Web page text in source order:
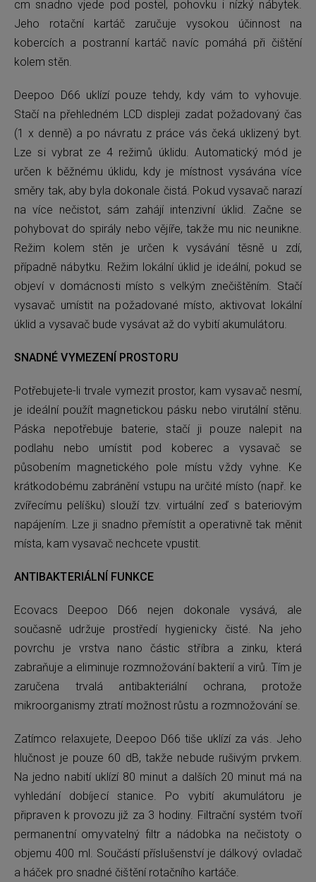
cm snadno vjede pod postel, pohovku i nízký nábytek.
Jeho rotační kartáč zaručuje vysokou účinnost na
kobercích a postranní kartáč navíc pomáhá při čištění
kolem stěn.
Deepoo D66 uklízí pouze tehdy, kdy vám to vyhovuje.
Stačí na přehledném LCD displeji zadat požadovaný čas
(1 x denně) a po návratu z práce vás čeká uklizený byt.
Lze si vybrat ze 4 režimů úklidu. Automatický mód je
určen k běžnému úklidu, kdy je místnost vysávána více
směry tak, aby byla dokonale čistá. Pokud vysavač narazí
na více nečistot, sám zahájí intenzivní úklid. Začne se
pohybovat do spirály nebo vějíře, takže mu nic neunikne.
Režim kolem stěn je určen k vysávání těsně u zdí,
případně nábytku. Režim lokální úklid je ideální, pokud se
objeví v domácnosti místo s velkým znečištěním. Stačí
vysavač umístit na požadované místo, aktivovat lokální
úklid a vysavač bude vysávat až do vybití akumulátoru.
SNADNÉ VYMEZENÍ PROSTORU
Potřebujete-li trvale vymezit prostor, kam vysavač nesmí,
je ideální použít magnetickou pásku nebo virutální stěnu.
Páska nepotřebuje baterie, stačí ji pouze nalepit na
podlahu nebo umístit pod koberec a vysavač se
působením magnetického pole místu vždy vyhne. Ke
krátkodobému zabránění vstupu na určité místo (např. ke
zvířecímu pelíšku) slouží tzv. virtuální zeď s bateriovým
napájením. Lze ji snadno přemístit a operativně tak měnit
místa, kam vysavač nechcete vpustit.
ANTIBAKTERIÁLNÍ FUNKCE
Ecovacs Deepoo D66 nejen dokonale vysává, ale
současně udržuje prostředí hygienicky čisté. Na jeho
povrchu je vrstva nano částic stříbra a zinku, která
zabraňuje a eliminuje rozmnožování bakterií a virů. Tím je
zaručena trvalá antibakteriální ochrana, protože
mikroorganismy ztratí možnost růstu a rozmnožování se.
Zatímco relaxujete, Deepoo D66 tiše uklízí za vás. Jeho
hlučnost je pouze 60 dB, takže nebude rušivým prvkem.
Na jedno nabití uklízí 80 minut a dalších 20 minut má na
vyhledání dobíjecí stanice. Po vybití akumulátoru je
připraven k provozu již za 3 hodiny. Filtrační systém tvoří
permanentní omyvatelný filtr a nádobka na nečistoty o
objemu 400 ml. Součástí příslušenství je dálkový ovladač
a háček pro snadné čištění rotačního kartáče.